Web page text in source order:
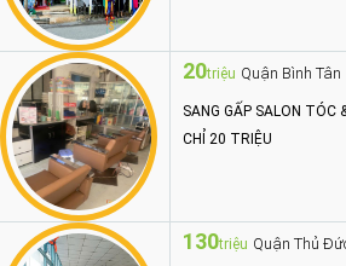
20triệu Quận Bình Tân
SANG GẤP SALON TÓC
CHỈ 20 TRIỆU
130triệu Quận Thủ